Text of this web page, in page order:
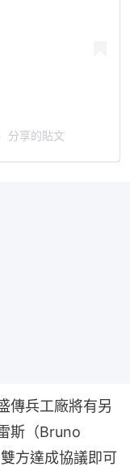
分享的貼文
傳兵工廠將有另
斯（Bruno
方達成協議即可